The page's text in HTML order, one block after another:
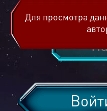
Для просмотра